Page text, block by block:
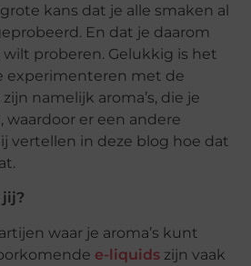
kans dat je alle smaken al
En dat je daarom
proberen. Gelukkig is het
experimenteren met de
namelijk aroma’s, die je
waardoor er een andere
vertellen in deze blog hoe dat
jij?
waar je aroma’s kunt
e-liquids zijn vaak